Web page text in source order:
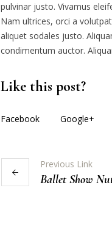
pulvinar justo. Vivamus
Nam ultrices, orci a
aliquet sodales justo.
condimentum auctor.
Like this post?
Facebook Google+
Previous Link
Ballet Show